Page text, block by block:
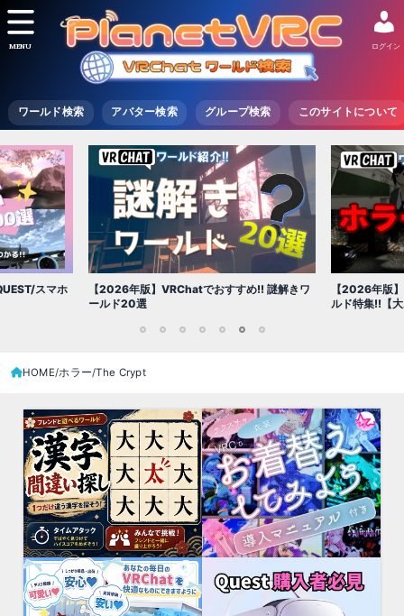
ワールド検索 アバター検索 グループ検索 このサイトについて
ログイン
MENU
スマホ
【2026年版】VRChatでおすすめ!! 謎解きワ
ールド20選
【2026年版
ルド特集!!【
HOME ホラー The Crypt